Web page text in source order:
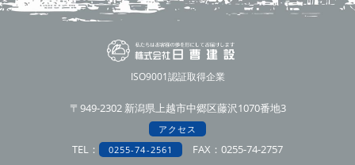
ISO9001認証取得企業
〒949-2302 新潟県上越市中郷区藤沢1070番地3
アクセス
TEL： 0255-74-2561 FAX：0255-74-2757